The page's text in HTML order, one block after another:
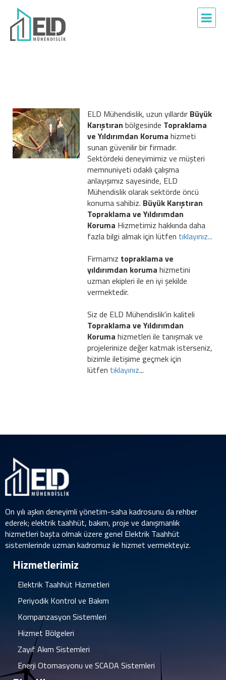
ELD Mühendislik, uzun yıllardır Büyük
Karıştıran bölgesinde Topraklama
ve Yıldırımdan Koruma hizmeti
sunan güvenilir bir firmadır.
Sektördeki deneyimimiz ve müşteri
memnuniyeti odaklı çalışma
anlayışımız sayesinde, ELD
Mühendislik olarak sektörde öncü
konuma sahibiz. Büyük Karıştıran
Topraklama ve Yıldırımdan
Koruma Hizmetimiz hakkında daha
fazla bilgi almak için lütfen tıklayınız...
Firmamız topraklama ve
yıldırımdan koruma hizmetini
uzman ekipleri ile en iyi şekilde
vermektedir.
Siz de ELD Mühendislik'in kaliteli
Topraklama ve Yıldırımdan
Koruma hizmetleri ile tanışmak ve
projelerinize değer katmak isterseniz,
bizimle iletişime geçmek için
lütfen tıklayınız...
On yılı aşkın deneyimli yönetim-saha kadrosunu da rehber
ederek; elektrik taahhüt, bakım, proje ve danışmanlık
hizmetleri başta olmak üzere genel Elektrik Taahhüt
sistemlerinde uzman kadromuz ile hizmet vermekteyiz.
Hizmetlerimiz
Elektrik Taahhüt Hizmetleri
Periyodik Kontrol ve Bakım
Kompanzasyon Sistemleri
Hizmet Bölgeleri
Zayıf Akım Sistemleri
Enerji Otomasyonu ve SCADA Sistemleri